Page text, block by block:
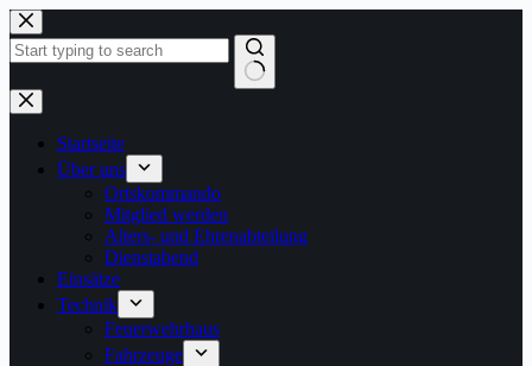
Zum
Inhalt
springen
Keine
Ergebnisse
Startseite
Über uns
Ortskommando
Mitglied werden
Alters- und Ehrenabteilung
Dienstabend
Einsätze
Technik
Feuerwehrhaus
Fahrzeuge